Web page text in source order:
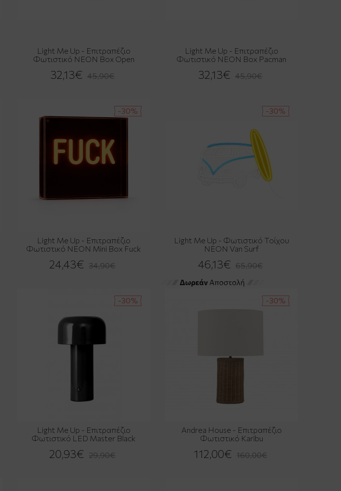
Light Me Up - Επιτραπέζιο
Φωτιστικό NEON Box Open
32,13€ 45,90€
Light Me Up - Επιτραπέζιο
Φωτιστικό NEON Box Pacman
32,13€ 45,90€
-30%
Light Me Up - Επιτραπέζιο
Φωτιστικό NEON Mini Box Fuck
24,43€ 34,90€
-30%
Light Me Up - Φωτιστικό Τοίχου
NEON Van Surf
46,13€ 65,90€
-30%
Light Me Up - Επιτραπέζιο
Φωτιστικό LED Master Black
20,93€ 29,90€
-30%
Andrea House - Επιτραπέζιο
Φωτιστικό Karibu
112,00€ 160,00€